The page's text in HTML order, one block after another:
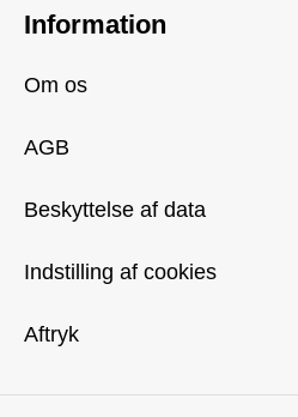
Information
Om os
AGB
Beskyttelse af data
Indstilling af cookies
Aftryk